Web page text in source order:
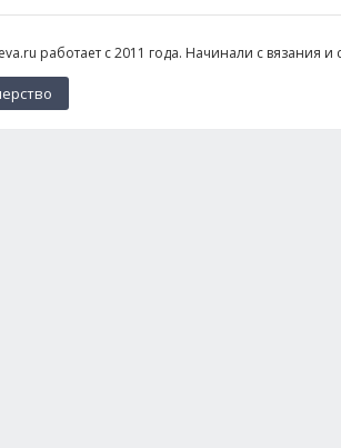
работает с 2011 года. Начинали с вязания